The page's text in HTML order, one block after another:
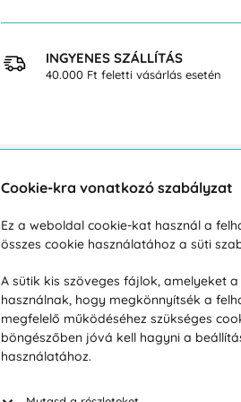
INGYENES SZÁLLÍTÁS
40.000 Ft feletti vásárlás esetén
Hétköznap 8:00-tól 16:00-ig
info@vohy.hu
Cookie-kra vonatkozó szabályzat
Ez a weboldal cookie-kat használ a
összes cookie használatához a süti
A sütik kis szöveges fájlok, amelyeket
használnak, hogy megkönnyítsék a
megfelelő működéséhez szükséges
böngészőben jóvá kell hagyni a
használatához.